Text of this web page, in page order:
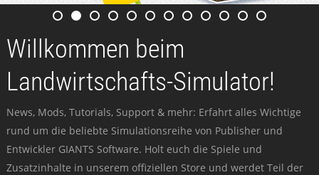
Willkommen beim
Landwirtschafts-Simulator!
News, Mods, Tutorials, Support & mehr: Erfahrt alles Wichtige
rund um die beliebte Simulationsreihe von Publisher und
Entwickler GIANTS Software. Holt euch die Spiele und
Zusatzinhalte in unserem offiziellen Store und werdet Teil der